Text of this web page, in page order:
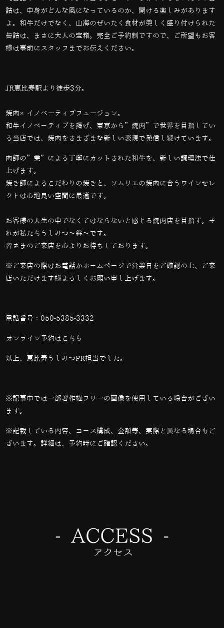
詰は、中身がどんな風になっているのか、開ける楽しみがあります
よ。和牛だけでなく、山海のぜいたく食材が美しく盛り付けられた
缶詰は、まさに大人の宝箱。完全ご予約制ですので、ご所望もお客
様は事前にスタッフまでお伝えください。
JR恵比寿駅より徒歩3分。
焼肉×イノベーティブフュージョン。
和牛イノベーティブを掲げ、東京から”焼肉”で世界を目指してい
る当店では、焼肉をさまざまな新しい表現で発信し続けています。
肉師の”業”による丁寧にカットされた和牛を、新しい調理法で仕
上げます。
焼き師によるこだわりの焼きと、ソムリエの焼肉に合うワインセレ
クトは心地良い空間に最適です。
お客様の人生の中でなくてはならないと感じる焼肉店を目指す。そ
れが私たちうしみつ～犇～です。
皆さまのご来店を心よりお待ちしております。
※ご来店の際はお電話かホームページで営業日をご確認の上、ご来
店いただけます様よろしくお願い申し上げます。
電話番号： 050-5385-3332
オンライン予約は こちら
以上、恵比寿うしみつPR担当でした。
※記事中では一部著作権フリーの画像を使用している場合がござい
ます。
※記載している内容、コース構成、金額等、実際と異なる場合もご
ざいます。詳細は、予約時にご確認ください。